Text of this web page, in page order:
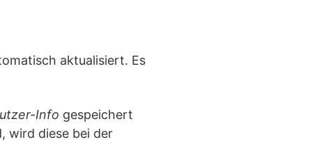
aktualisiert. Es
Info gespeichert
wird diese bei der